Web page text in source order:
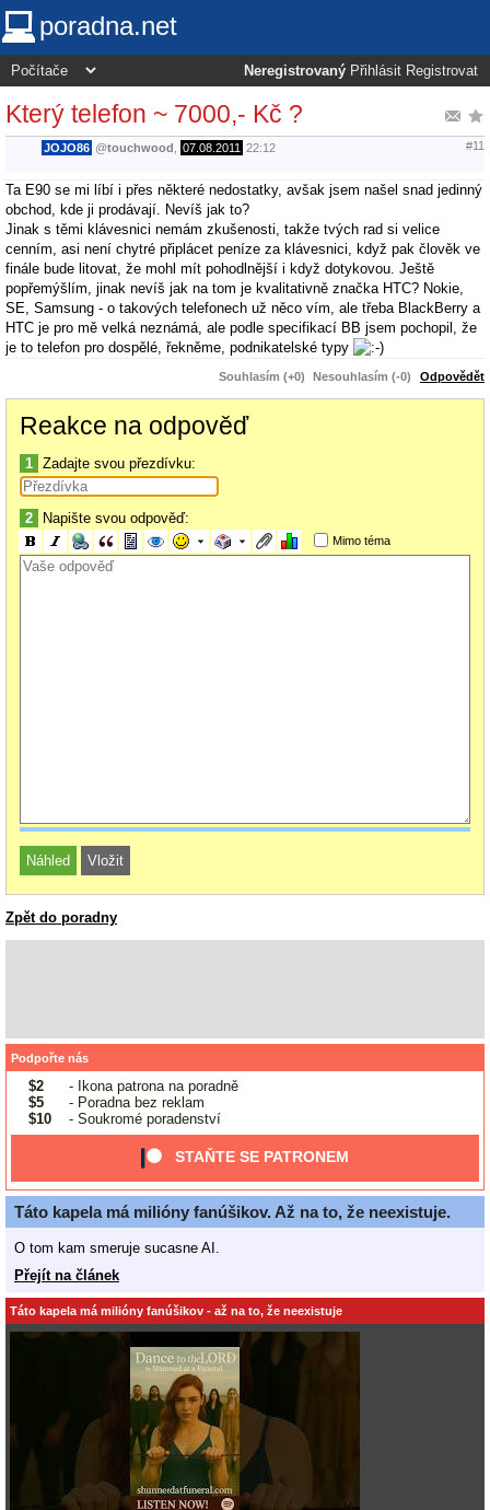
poradna.net
Neregistrovaný Přihlásit Registrovat
Který telefon ~ 7000,- Kč ?
JOJO86 @touchwood 07.08.2011 22:12 #11
Ta E90 se mi líbí i přes některé nedostatky, avšak jsem našel snad jedinný
obchod, kde ji prodávají. Nevíš jak to?
Jinak s těmi klávesnici nemám zkušenosti, takže tvých rad si velice
cenním, asi není chytré připlácet peníze za klávesnici, když pak člověk ve
finále bude litovat, že mohl mít pohodlnější i když dotykovou. Ještě
popřemýšlím, jinak nevíš jak na tom je kvalitativně značka HTC? Nokie,
SE, Samsung - o takových telefonech už něco vím, ale třeba BlackBerry a
HTC je pro mě velká neznámá, ale podle specifikací BB jsem pochopil, že
je to telefon pro dospělé, řekněme, podnikatelské typy
Souhlasím (+0) Nesouhlasím (-0) Odpovědět
Reakce na odpověď
1 Zadajte svou přezdívku:
2 Napište svou odpověď:
Mimo téma
Zpět do poradny
Podpořte nás
$2
- Ikona patrona na poradně
$5
- Poradna bez reklam
$10
- Soukromé poradenství
STAŇTE SE PATRONEM
Táto kapela má milióny fanúšikov. Až na to, že neexistuje.
O tom kam smeruje sucasne AI.
Přejít na článek
Táto kapela má milióny fanúšikov - až na to, že neexistuje